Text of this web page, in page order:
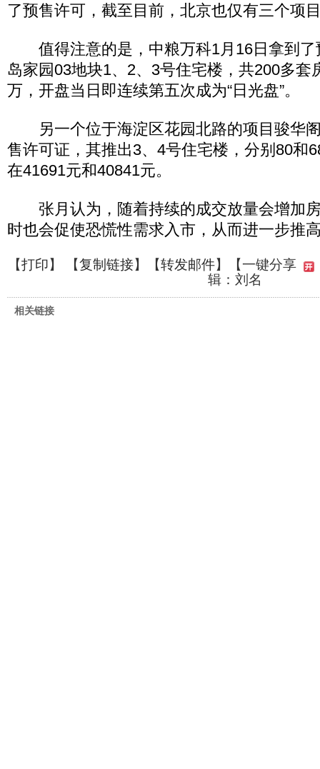
了预售许可，截至目前，北京也仅有三个项
值得注意的是，中粮万科1月16日拿到了
岛家园03地块1、2、3号住宅楼，共200多套
万，开盘当日即连续第五次成为“日光盘”。
另一个位于海淀区花园北路的项目骏华
售许可证，其推出3、4号住宅楼，分别80和
在41691元和40841元。
张月认为，随着持续的成交放量会增加
时也会促使恐慌性需求入市，从而进一步推
【打印】 【复制链接】【转发邮件】
【一键分享
辑：刘名
相关链接